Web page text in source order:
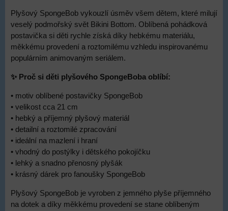
Plyšový SpongeBob vykouzlí úsměv všem dětem, které milují
veselý podmořský svět Bikini Bottom. Oblíbená pohádková
postavička si děti rychle získá díky hebkému materiálu,
měkkému provedení a roztomilému vzhledu inspirovanému
populárním animovaným seriálem.
✨ Proč si děti plyšového SpongeBoba oblíbí:
• motiv oblíbené postavičky SpongeBob
• velikost cca 21 cm
• hebký a příjemný plyšový materiál
• detailní a roztomilé zpracování
• ideální na mazlení i hraní
• vhodný do postýlky i dětského pokojíčku
• lehký a snadno přenosný plyšák
• krásný dárek pro fanoušky SpongeBob
Plyšový SpongeBob je vyroben z jemného plyše příjemného
na dotek a díky měkkému provedení se stane oblíbeným